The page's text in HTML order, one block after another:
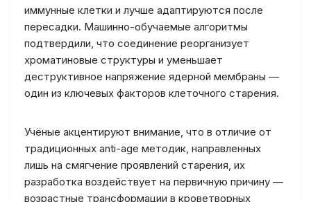
иммунные клетки и лучше адаптируются после
пересадки. Машинно-обучаемые алгоритмы
подтвердили, что соединение реорганизует
хроматиновые структуры и уменьшает
деструктивное напряжение ядерной мембраны —
один из ключевых факторов клеточного старения.
Учёные акцентируют внимание, что в отличие от
традиционных anti-age методик, направленных
лишь на смягчение проявлений старения, их
разработка воздействует на первичную причину —
возрастные трансформации в кроветворных